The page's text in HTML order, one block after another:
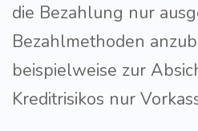
die Bezahlung nur
Bezahlmethoden
beispielweise zur
Kreditrisikos nur